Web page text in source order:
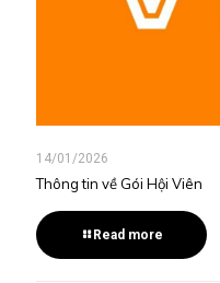
14/01/2026
Thông tin về Gói Hội Viên
Read more